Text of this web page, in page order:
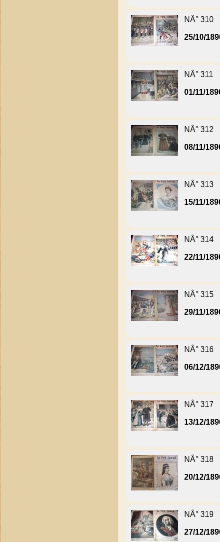
NÂ° 310
25/10/
NÂ° 311
01/11/
NÂ° 312
08/11/
NÂ° 313
15/11/
NÂ° 314
22/11/
NÂ° 315
29/11/
NÂ° 316
06/12/
NÂ° 317
13/12/
NÂ° 318
20/12/
NÂ° 319
27/12/